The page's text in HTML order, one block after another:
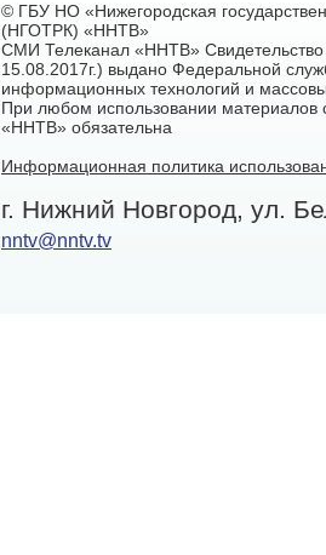
© ГБУ НО «Нижегородская
(НГОТРК) «ННТВ»
СМИ Телеканал «ННТВ»
15.08.2017г.) выдано Федеральной
информационных технологий и
При любом использовании материалов
«ННТВ» обязательна
Информационная политика
г. Нижний Новгород, ул.
nntv@nntv.tv